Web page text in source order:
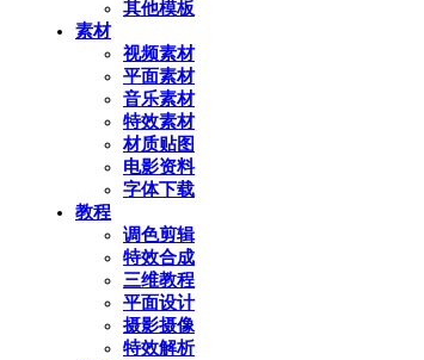
其他模板
素材
视频素材
平面素材
音乐素材
特效素材
材质贴图
电影资料
字体下载
教程
调色剪辑
特效合成
三维教程
平面设计
摄影摄像
特效解析